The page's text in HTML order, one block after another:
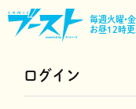
毎週火曜•
お昼12時
ログイン